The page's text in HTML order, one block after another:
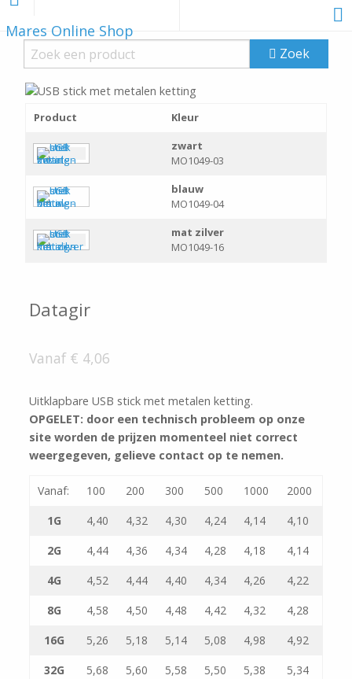
Mares Online Shop
Zoek
Product
Kleur
zwart
MO1049-03
blauw
MO1049-04
mat zilver
MO1049-16
Datagir
Vanaf € 4,06
Uitklapbare USB stick met metalen ketting.
OPGELET: door een technisch probleem op onze
site worden de prijzen momenteel niet correct
weergegeven, gelieve contact op te nemen.
Vanaf: 100 200 300 500 1000
2000
1G
4,40 4,32 4,30 4,24 4,14
4,10
2G
4,44 4,36 4,34 4,28 4,18
4,14
4G
4,52 4,44 4,40 4,34 4,26
4,22
8G
4,58 4,50 4,48 4,42 4,32
4,28
16G
5,26 5,18 5,14 5,08 4,98
4,92
32G
5,68 5,60 5,58 5,50 5,38 5,34